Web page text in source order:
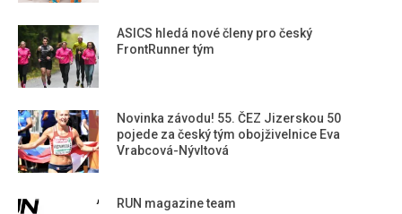
ASICS hledá nové členy pro český
FrontRunner tým
Novinka závodu! 55. ČEZ Jizerskou 50
pojede za český tým obojživelnice Eva
Vrabcová-Nývltová
RUN magazine team